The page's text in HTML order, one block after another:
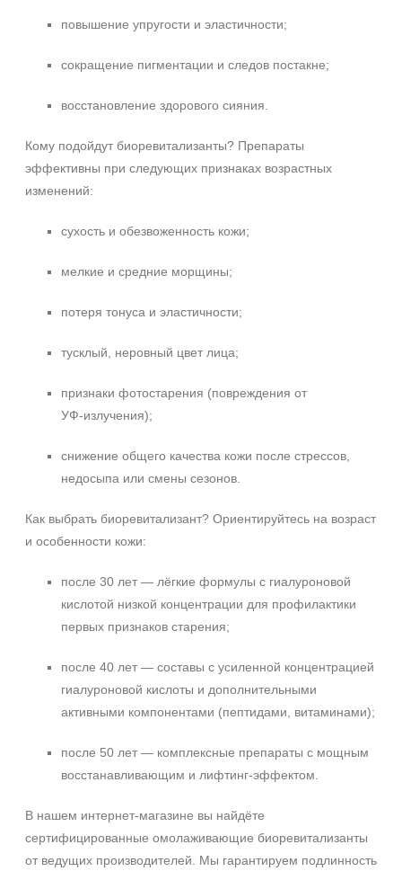
Процедура
Биоревитализация
Ампула
Флакон
Подборки
повышение упругости и эластичности;
сокращение пигментации и следов постакне;
восстановление здорового сияния.
Кому подойдут биоревитализанты? Препараты
эффективны при следующих признаках возрастных
изменений:
сухость и обезвоженность кожи;
мелкие и средние морщины;
потеря тонуса и эластичности;
тусклый, неровный цвет лица;
признаки фотостарения (повреждения от
УФ‑излучения);
снижение общего качества кожи после стрессов,
недосыпа или смены сезонов.
Как выбрать биоревитализант? Ориентируйтесь на возраст
и особенности кожи:
после 30 лет — лёгкие формулы с гиалуроновой
кислотой низкой концентрации для профилактики
первых признаков старения;
после 40 лет — составы с усиленной концентрацией
гиалуроновой кислоты и дополнительными
активными компонентами (пептидами, витаминами);
после 50 лет — комплексные препараты с мощным
восстанавливающим и лифтинг‑эффектом.
В нашем интернет‑магазине вы найдёте
сертифицированные омолаживающие биоревитализанты
от ведущих производителей. Мы гарантируем подлинность
+7 (495) 640-58-89